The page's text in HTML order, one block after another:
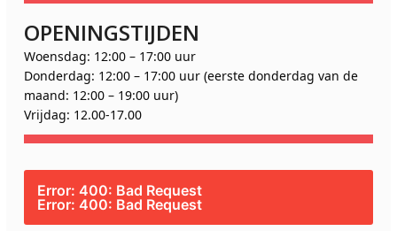
OPENINGSTIJDEN
Woensdag: 12:00 – 17:00 uur
Donderdag: 12:00 – 17:00 uur (eerste donderdag van de
maand: 12:00 – 19:00 uur)
Vrijdag: 12.00-17.00
Error: 400: Bad Request
Error: 400: Bad Request